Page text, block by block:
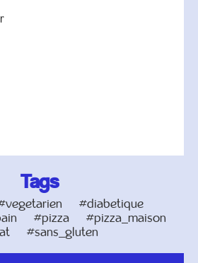
Tags
#diabetique
#pizza
#pizza_maison
#sans_gluten